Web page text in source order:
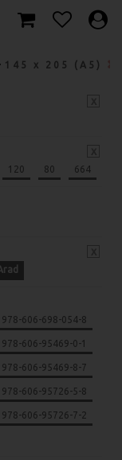
145 x 205 (A5)
120 80 664
978-606-698-054-8
978-606-95469-0-1
978-606-95469-8-7
978-606-95726-5-8
978-606-95726-7-2